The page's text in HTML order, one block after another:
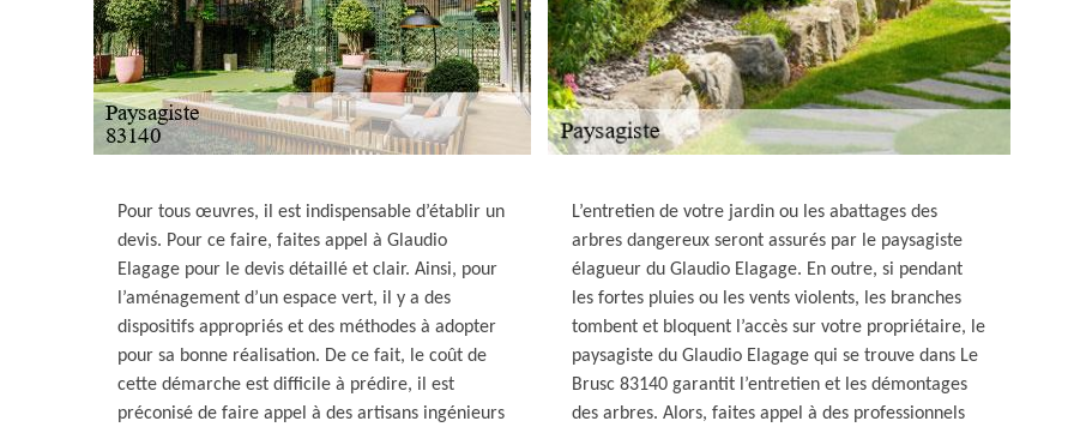
Pour tous œuvres, il est indispensable d’établir un
devis. Pour ce faire, faites appel à Glaudio
Elagage pour le devis détaillé et clair. Ainsi, pour
l’aménagement d’un espace vert, il y a des
dispositifs appropriés et des méthodes à adopter
pour sa bonne réalisation. De ce fait, le coût de
cette démarche est difficile à prédire, il est
préconisé de faire appel à des artisans ingénieurs
L’entretien de votre jardin ou les abattages des
arbres dangereux seront assurés par le paysagiste
élagueur du Glaudio Elagage. En outre, si pendant
les fortes pluies ou les vents violents, les branches
tombent et bloquent l’accès sur votre propriétaire, le
paysagiste du Glaudio Elagage qui se trouve dans Le
Brusc 83140 garantit l’entretien et les démontages
des arbres. Alors, faites appel à des professionnels